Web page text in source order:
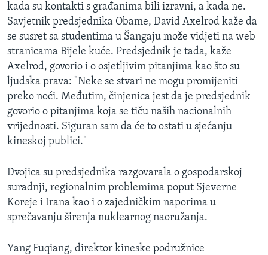
kada su kontakti s građanima bili izravni, a kada ne.
Savjetnik predsjednika Obame, David Axelrod kaže da
se susret sa studentima u Šangaju može vidjeti na web
stranicama Bijele kuće. Predsjednik je tada, kaže
Axelrod, govorio i o osjetljivim pitanjima kao što su
ljudska prava: "Neke se stvari ne mogu promijeniti
preko noći. Međutim, činjenica jest da je predsjednik
govorio o pitanjima koja se tiču naših nacionalnih
vrijednosti. Siguran sam da će to ostati u sjećanju
kineskoj publici."
Dvojica su predsjednika razgovarala o gospodarskoj
suradnji, regionalnim problemima poput Sjeverne
Koreje i Irana kao i o zajedničkim naporima u
sprečavanju širenja nuklearnog naoružanja.
Yang Fuqiang, direktor kineske podružnice